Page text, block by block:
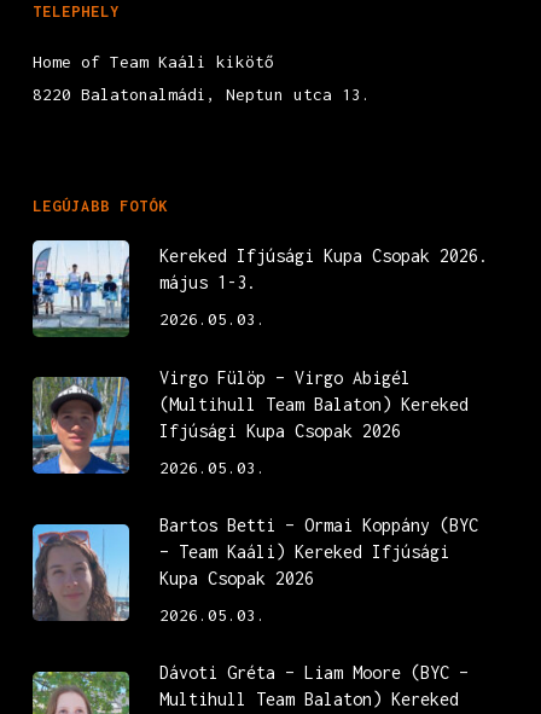
TELEPHELY
Home of Team Kaáli kikötő
8220 Balatonalmádi, Neptun utca 13.
LEGÚJABB FOTÓK
Kereked Ifjúsági Kupa Csopak 2026.
május 1-3.
2026.05.03.
Virgo Fülöp – Virgo Abigél
(Multihull Team Balaton) Kereked
Ifjúsági Kupa Csopak 2026
2026.05.03.
Bartos Betti – Ormai Koppány (BYC
– Team Kaáli) Kereked Ifjúsági
Kupa Csopak 2026
2026.05.03.
Dávoti Gréta – Liam Moore (BYC –
Multihull Team Balaton) Kereked